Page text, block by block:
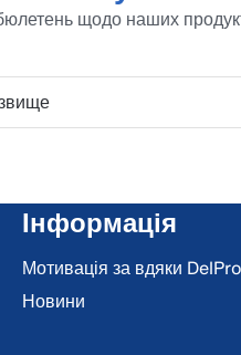
щодо наших
Інформація
Мотивація за вдяки
Новини